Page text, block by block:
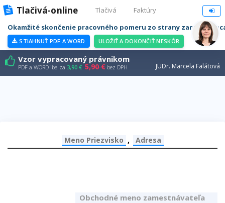
Tlačivá-online Tlačivá
Faktúry
Okamžité skončenie pracovného pomeru zo strany
STIAHNUŤ PDF A WORD ULOŽIŤ A DOKONČIŤ NESKÔR
Vzor vypracovaný právnikom
PDF a WORD iba za 3,90 € 5,90 € bez DPH JUDr. Marcela Falátová
,
Obchodné meno zamestnávateľa